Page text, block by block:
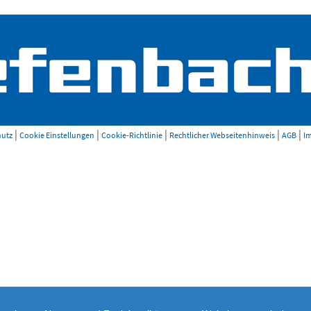
| Cookie Einstellungen | Cookie-Richtlinie| Rechtlicher Webseitenhinweis| AGB|